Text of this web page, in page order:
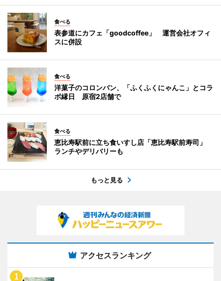
食べる
表参道にカフェ「goodcoffee」 運営会社オフィ
スに併設
食べる
洋菓子のコロンバン、「ふくふくにゃんこ」とコラ
ボ縁日 原宿2店舗で
食べる
恵比寿駅前に立ち食いすし店「恵比寿駅前寿司」
ランチやデリバリーも
もっと見る
アクセスランキング